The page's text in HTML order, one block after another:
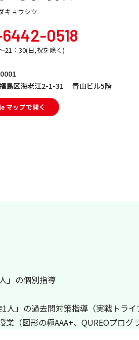
キョウシツ
0518
21：30(日,祝を除く)
島区海老江2-1-31 青山ビル5階
マップで開く
」の個別指導
人」の過去問対策指導（実戦トライ
業（図形の極AAA+、QUREOプログ